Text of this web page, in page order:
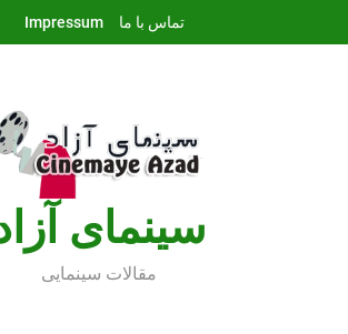
تماس با ما Impressum
سينماى
مقالات سينمايى